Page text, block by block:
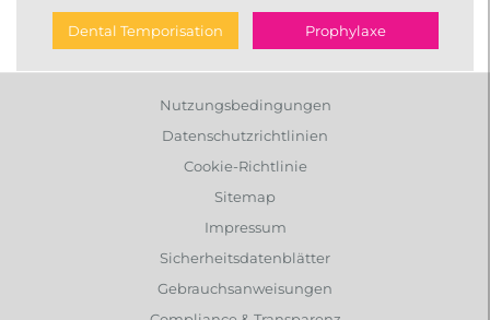
Dental Temporisation Prophylaxe
Nutzungsbedingungen
Datenschutzrichtlinien
Cookie-Richtlinie
Sitemap
Impressum
Sicherheitsdatenblätter
Gebrauchsanweisungen